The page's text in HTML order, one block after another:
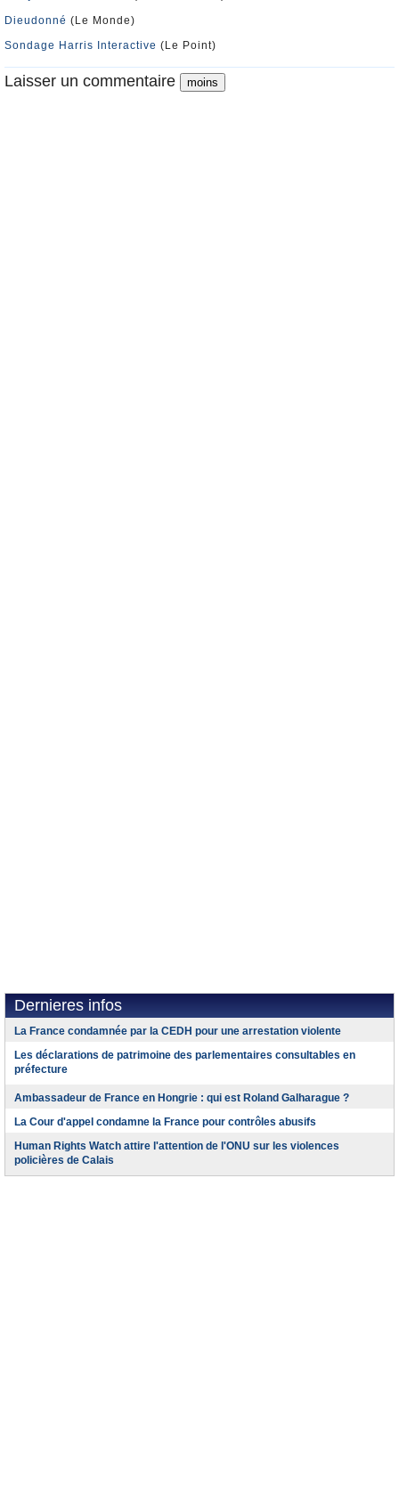
Dieudonné (Le Monde)
Sondage Harris Interactive (Le Point)
Laisser un commentaire
Dernieres infos
La France condamnée par la CEDH pour une arrestation violente
Les déclarations de patrimoine des parlementaires consultables en
préfecture
Ambassadeur de France en Hongrie : qui est Roland Galharague ?
La Cour d'appel condamne la France pour contrôles abusifs
Human Rights Watch attire l'attention de l'ONU sur les violences
policières de Calais